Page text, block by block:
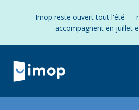
Imop reste ouvert tout l'été —
accompagnent en juillet